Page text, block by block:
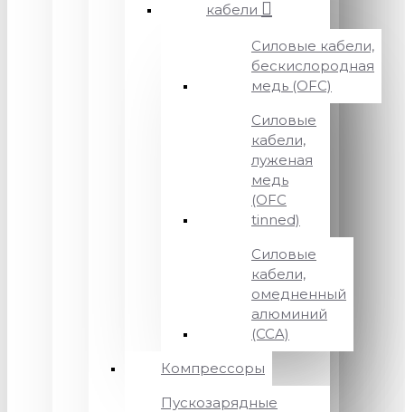
кабели
Силовые кабели,
бескислородная
медь (OFC)
Силовые
кабели,
луженая
медь
(OFC
tinned)
Силовые
кабели,
омедненный
алюминий
(CCA)
Компрессоры
Пускозарядные